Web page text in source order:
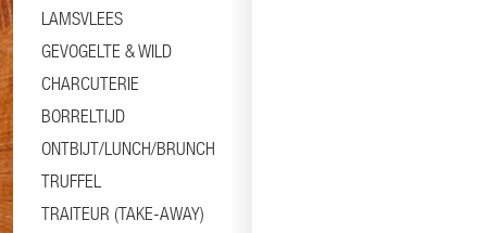
LAMSVLEES
GEVOGELTE & WILD
CHARCUTERIE
BORRELTIJD
ONTBIJT/LUNCH/BRUNCH
TRUFFEL
TRAITEUR (TAKE-AWAY)